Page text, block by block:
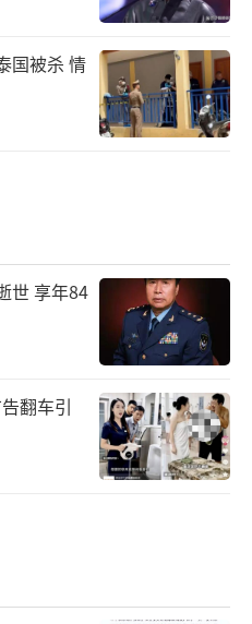
国被杀 情
世 享年84
翻车引